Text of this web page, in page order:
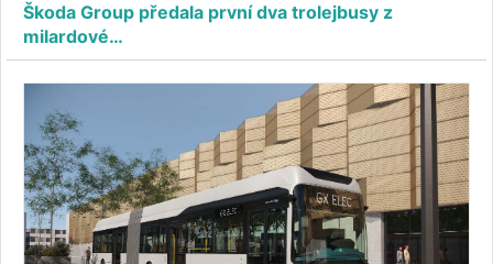
Škoda Group předala první dva trolejbusy z
milardové…